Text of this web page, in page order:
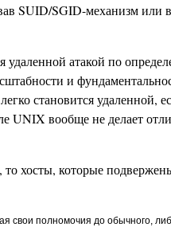
SUID/SGID-механизм или
удаленной атакой по
и
становится удаленной,
UNIX вообще не делает
хосты, которые
свои полномочия до обычного,